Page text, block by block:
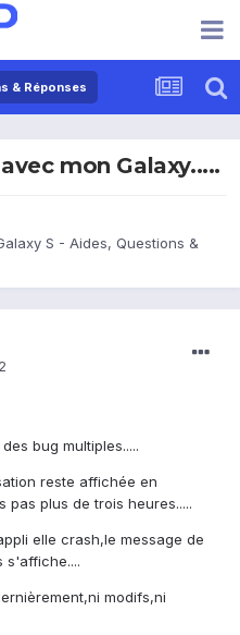
& Réponses
mon Galaxy.....
S - Aides, Questions &
bug multiples.....
reste affichée en
pas plus de trois heures.....
elle crash,le message de
s'affiche....
modifs,ni